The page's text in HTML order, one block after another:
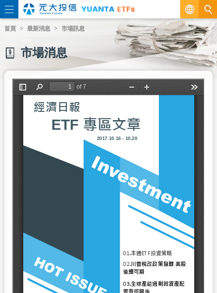
繁
EN
首頁 最新消息 市場訊息
市場消息